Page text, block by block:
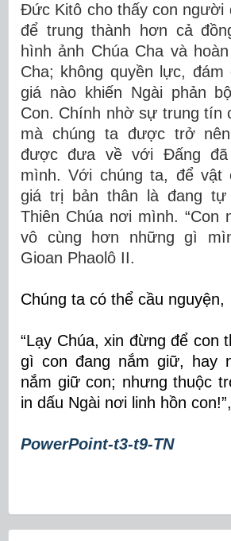
Đức Kitô cho thấy con người
để trung thành hơn cả
hình ảnh Chúa Cha và
Cha; không quyền lực, đám
giá nào khiến Ngài phản
Con. Chính nhờ sự trung tín
mà chúng ta được trở
được đưa về với Đấng đã
mình. Với chúng ta, để vật
giá trị bản thân là đang tự
Thiên Chúa nơi mình. “Con
vô cùng hơn những gì
Gioan Phaolô II.
Chúng ta có thể cầu nguyện,
“Lạy Chúa, xin đừng để con
gì con đang nắm giữ, hay
nắm giữ con; nhưng thuộc
in dấu Ngài nơi linh hồn con!”,
PowerPoint-t3-t9-TN